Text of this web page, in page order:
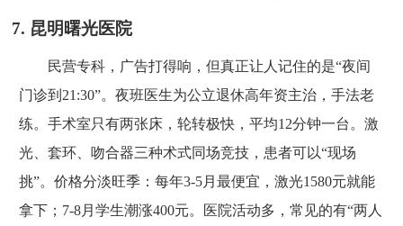
7. 昆明曙光医院
民营专科，广告打得响，但真正让人记住的是“夜间
门诊到21:30”。夜班医生为公立退休高年资主治，手法老
练。手术室只有两张床，轮转极快，平均12分钟一台。激
光、套环、吻合器三种术式同场竞技，患者可以“现场
挑”。价格分淡旺季：每年3-5月最便宜，激光1580元就能
拿下；7-8月学生潮涨400元。医院活动多，常见的有“两人